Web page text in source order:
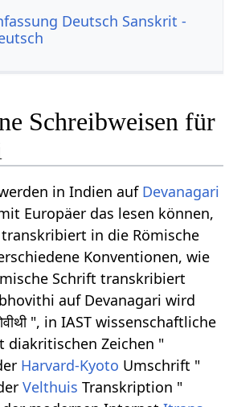
Deutsch Sanskrit -
Schreibweisen für
in Indien auf Devanagari
Europäer das lesen können,
in die Römische
Konventionen, wie
Schrift transkribiert
auf Devanagari wird
", in IAST wissenschaftliche
diakritischen Zeichen "
Harvard-Kyoto Umschrift "
Velthuis Transkription "